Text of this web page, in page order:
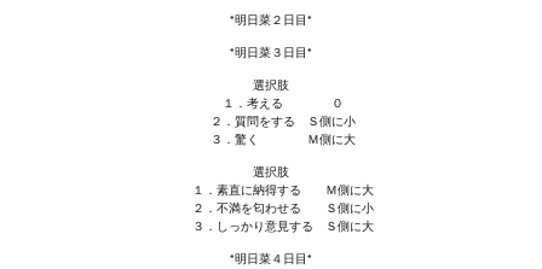
SB Corset Armor CBBE SSE BodySlide (with Physics)
Wedding Wear CBBE SSE BodySlide (with Physics)
*明日菜２日目*
*明日菜３日目*
選択肢
１．考える ０
２．質問をする Ｓ側に小
３．驚く Ｍ側に大
選択肢
１．素直に納得する Ｍ側に大
２．不満を匂わせる Ｓ側に小
３．しっかり意見する Ｓ側に大
*明日菜４日目*